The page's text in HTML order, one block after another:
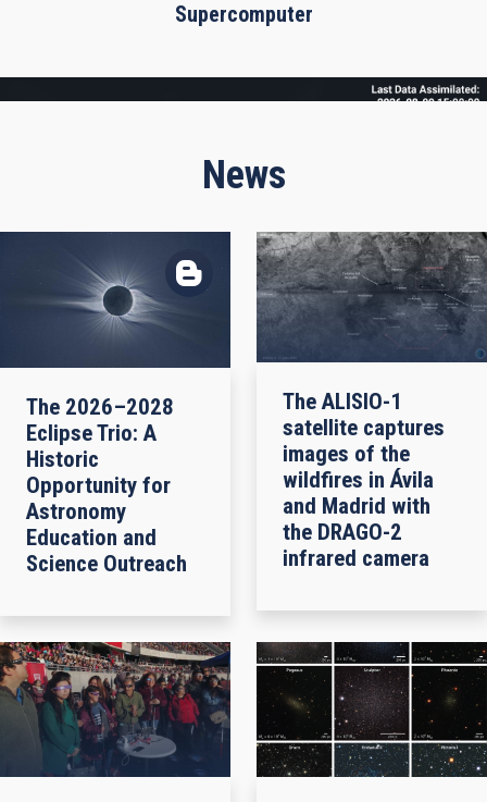
Supercomputer
News
The 2026–2028
Eclipse Trio: A
Historic
Opportunity for
Astronomy
Education and
Science Outreach
The ALISIO-1
satellite captures
images of the
wildfires in Ávila
and Madrid with
the DRAGO-2
infrared camera